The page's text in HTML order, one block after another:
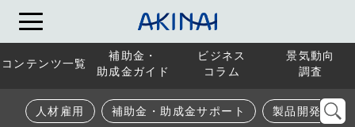
コンテンツ一覧
補助金・
助成金ガイド
ビジネス
コラム
景気動向
調査
人材雇用 補助金・助成金サポート 製品開発